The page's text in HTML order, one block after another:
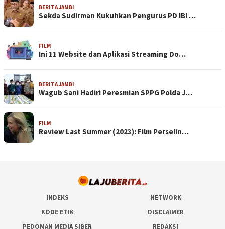
BERITA JAMBI
Sekda Sudirman Kukuhkan Pengurus PD IBI …
FILM
Ini 11 Website dan Aplikasi Streaming Do…
BERITA JAMBI
Wagub Sani Hadiri Peresmian SPPG Polda J…
FILM
Review Last Summer (2023): Film Perselin…
INDEKS
NETWORK
KODE ETIK
DISCLAIMER
PEDOMAN MEDIA SIBER
REDAKSI